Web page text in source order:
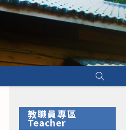
教職員專區
Teacher